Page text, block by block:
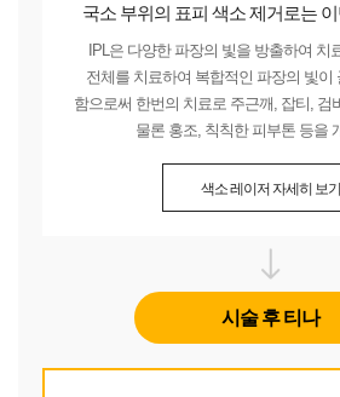
국소 부위의 표피 색소 제거로는
IPL은 다양한 파장의 빛을 방출하여 치
전체를 치료하여 복합적인 파장의 빛이
함으로써 한번의 치료로 주근깨, 잡티, 검
물론 홍조, 칙칙한 피부톤 등을
색소 레이저 자세히 보기
시술 후 티나